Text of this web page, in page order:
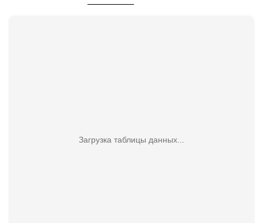
Загрузка таблицы данных...